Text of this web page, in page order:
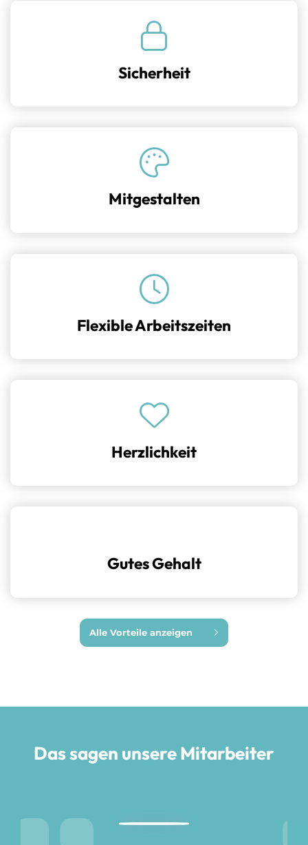
Sicherheit
Langfristige Sicherheit mit einer ausgezeichneten
betrieblichen Altersvorsorge
Mitgestalten
Praxisabläufe ein und entwickeln sie gemeinsam
mit uns weiter.
Flexible Arbeitszeiten
8-Stunden-Schicht mit flexiblen Arbeitszeiten
Herzlichkeit
Gutes Gehalt
Wir zahlen Ihnen ein faires und
überdurchschnittlich gutes Gehalt.
Alle Vorteile anzeigen
Das sagen unsere Mitarbeiter